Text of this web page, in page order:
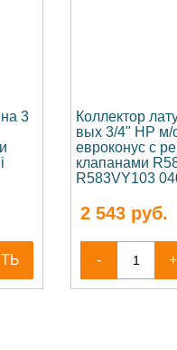
3
Коллектор
вых 3/4" НР м/
евроконус с
клапанами
R583VY103
2 543руб.
- +